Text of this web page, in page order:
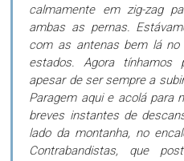
calmamente em zig-zag
ambas as pernas.
com as antenas bem lá no
estados. Agora
apesar de ser sempre a
Paragem aqui e acolá para
breves instantes de
lado da montanha, no
Contrabandistas, que